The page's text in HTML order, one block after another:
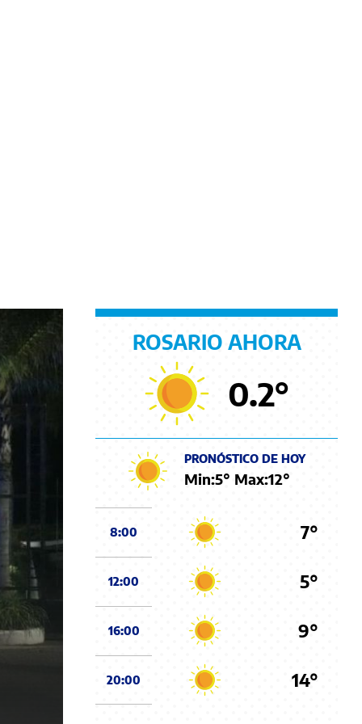
ROSARIO AHORA
0.2°
PRONÓSTICO DE HOY
Min:5° Max:12°
8:00 7°
12:00 5°
16:00 9°
20:00 14°